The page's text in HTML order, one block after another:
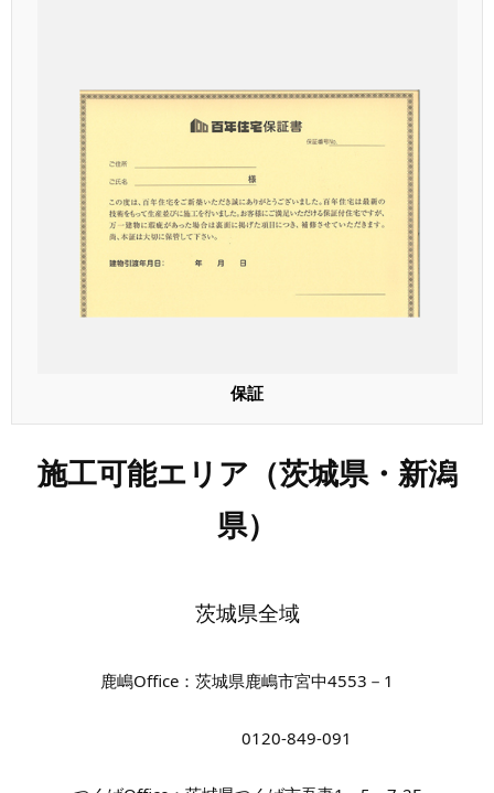
保証
施工可能エリア（茨城県・新潟
県）
茨城県全域
鹿嶋Office：茨城県鹿嶋市宮中4553－1
0120-849-091